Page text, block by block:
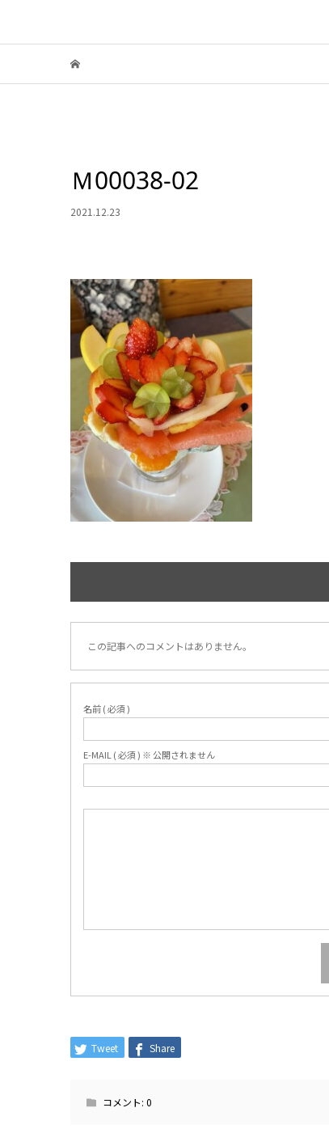
Ｍ00038-02
2021.12.23
この記事へのコメントはありません。
名前 ( 必須 )
E-MAIL ( 必須 ) ※ 公開されません
Tweet Share
コメント: 0